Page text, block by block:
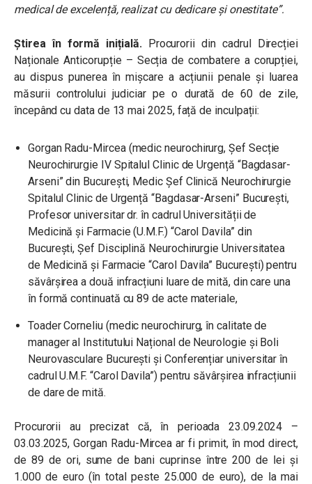
medical de excelență, realizat cu dedicare și onestitate”.
Știrea în formă inițială. Procurorii din cadrul Direcției
Naționale Anticorupție – Secția de combatere a corupției,
au dispus punerea în mișcare a acțiunii penale și luarea
măsurii controlului judiciar pe o durată de 60 de zile,
începând cu data de 13 mai 2025, față de inculpații:
Gorgan Radu-Mircea (medic neurochirurg, Șef Secție
Neurochirurgie IV Spitalul Clinic de Urgență “Bagdasar-
Arseni” din București, Medic Șef Clinică Neurochirurgie
Spitalul Clinic de Urgență “Bagdasar-Arseni” București,
Profesor universitar dr. în cadrul Universității de
Medicină și Farmacie (U.M.F.) “Carol Davila” din
București, Șef Disciplină Neurochirurgie Universitatea
de Medicină și Farmacie “Carol Davila” București) pentru
săvârșirea a două infracțiuni luare de mită, din care una
în formă continuată cu 89 de acte materiale,
Toader Corneliu (medic neurochirurg, în calitate de
manager al Institutului Național de Neurologie și Boli
Neurovasculare București și Conferențiar universitar în
cadrul U.M.F. “Carol Davila”) pentru săvârșirea infracțiunii
de dare de mită.
Procurorii au precizat că, în perioada 23.09.2024 –
03.03.2025, Gorgan Radu-Mircea ar fi primit, în mod direct,
de 89 de ori, sume de bani cuprinse între 200 de lei și
1.000 de euro (în total peste 25.000 de euro), de la mai